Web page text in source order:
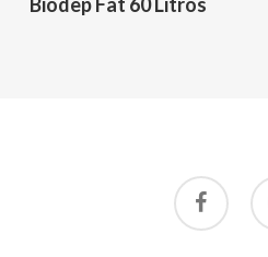
facebook